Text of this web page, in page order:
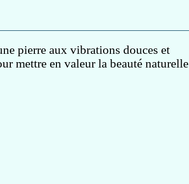
pierre aux vibrations douces et
mettre en valeur la beauté naturelle